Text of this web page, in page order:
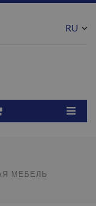
RU
МЕБЕЛЬ